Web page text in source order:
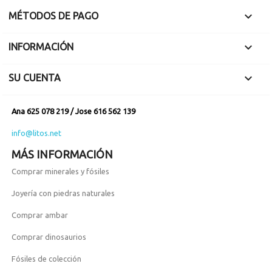
MÉTODOS DE PAGO 
INFORMACIÓN 
SU CUENTA 
Ana 625 078 219 / Jose 616 562 139
info@litos.net
MÁS INFORMACIÓN
Comprar minerales y fósiles
Joyería con piedras naturales
Comprar ambar
Comprar dinosaurios
Fósiles de colección